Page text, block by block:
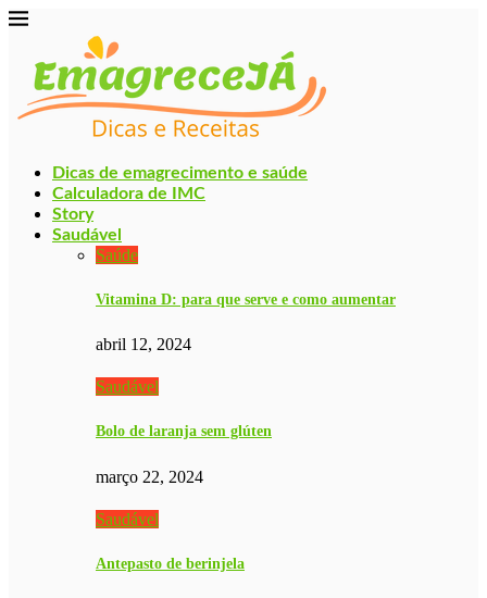
Dicas de emagrecimento e saúde
Calculadora de IMC
Story
Saudável
Saúde
Vitamina D: para que serve e como aumentar
abril 12, 2024
Saudável
Bolo de laranja sem glúten
março 22, 2024
Saudável
Antepasto de berinjela